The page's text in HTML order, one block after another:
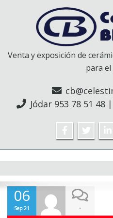
Venta y exposición de
para
Jódar 953 78 51 48
06
Sep 21 -